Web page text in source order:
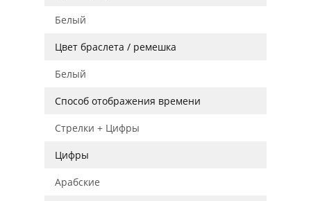
Белый
Цвет браслета / ремешка
Белый
Способ отображения времени
Стрелки + Цифры
Цифры
Арабские